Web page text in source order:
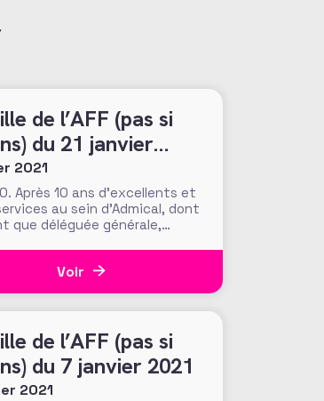
l’AFF (pas si
du 21 janvier
2021
Après 10 ans d’excellents et
au sein d’Admical, dont
que déléguée générale,
du mécénat et du
Voir
l’AFF (pas si
du 7 janvier 2021
2021